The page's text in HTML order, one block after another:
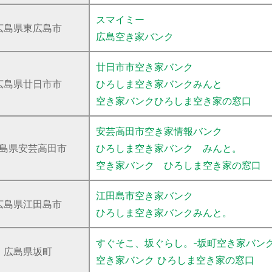
島県東広島市
スマイミー
広島空き家バンク
島県廿日市市
廿日市市空き家バンク
ひろしま空き家バンクみんと
空き家バンクひろしま空き家の窓口
県安芸高田市
安芸高田市空き家情報バンク
ひろしま空き家バンク みんと。
空き家バンク ひろしま空き家の窓口
島県江田島市
江田島市空き家バンク
ひろしま空き家バンクみんと。
広島県坂町
すぐそこ、坂ぐらし。-坂町空き家バン
空き家バンク ひろしま空き家の窓口